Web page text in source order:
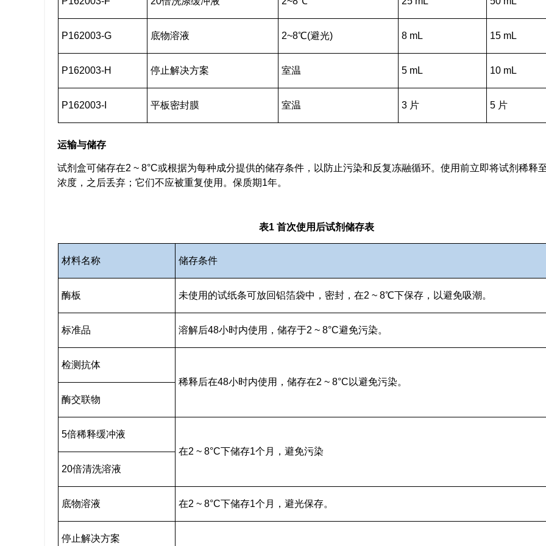
P162003-G 底物溶液 2~8℃(避光) 8 mL 15 mL
P162003-H 停止解决方案 室温 5 mL 10 mL
P162003-I 平板密封膜 室温 3 片 5 片
运输与储存
试剂盒可储存在2 ~ 8°C或根据为每种成分提供的储存条件，以防止污染和反复冻融循环。使用前立即将试剂稀释
浓度，之后丢弃；它们不应被重复使用。保质期1年。
表1 首次使用后试剂储存表
材料名称 储存条件
酶板 未使用的试纸条可放回铝箔袋中，密封，在2 ~ 8℃下保存，以避免吸潮。
标准品 溶解后48小时内使用，储存于2 ~ 8°C避免污染。
检测抗体
稀释后在48小时内使用，储存在2 ~ 8°C以避免污染。
酶交联物
5倍稀释缓冲液
在2 ~ 8°C下储存1个月，避免污染
20倍清洗溶液
底物溶液 在2 ~ 8°C下储存1个月，避光保存。
停止解决方案